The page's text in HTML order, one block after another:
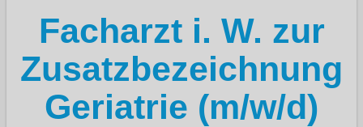
Facharzt i. W. zur
Zusatzbezeichnung
Geriatrie (m/w/d)